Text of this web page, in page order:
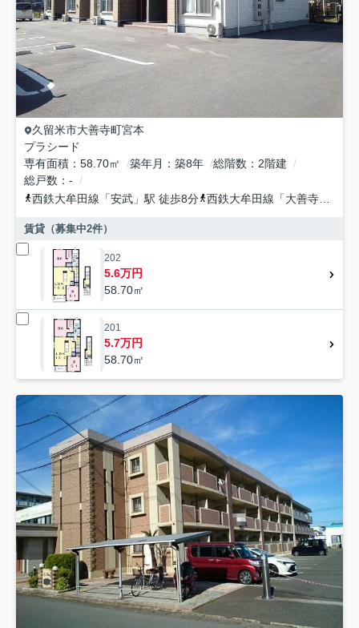
久留米市大善寺町宮本
プラシード
専有面積
58.70㎡ 築年月 築8年 総階数
2階建
総戸数
-
西鉄大牟田線 「安武 」駅 徒歩8分 西鉄大牟田線 「大善寺
賃貸（募集中2件）
202
5.6万円
58.70㎡
201
5.7万円
58.70㎡